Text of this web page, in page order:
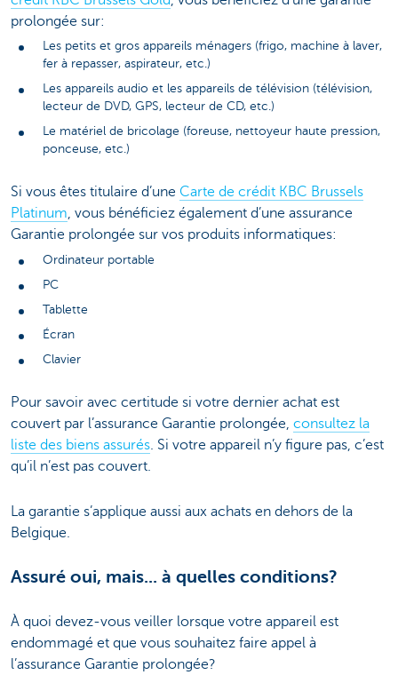
prolongée sur:
Les petits et gros appareils ménagers (frigo, machine à laver,
fer à repasser, aspirateur, etc.)
Les appareils audio et les appareils de télévision (télévision,
lecteur de DVD, GPS, lecteur de CD, etc.)
Le matériel de bricolage (foreuse, nettoyeur haute pression,
ponceuse, etc.)
Si vous êtes titulaire d’une Carte de crédit KBC Brussels
Platinum, vous bénéficiez également d’une assurance
Garantie prolongée sur vos produits informatiques:
Ordinateur portable
PC
Tablette
Écran
Clavier
Pour savoir avec certitude si votre dernier achat est
couvert par l’assurance Garantie prolongée, consultez la
liste des biens assurés. Si votre appareil n’y figure pas, c’est
qu’il n’est pas couvert.
La garantie s’applique aussi aux achats en dehors de la
Belgique.
Assuré oui, mais... à quelles conditions?
À quoi devez-vous veiller lorsque votre appareil est
endommagé et que vous souhaitez faire appel à
l’assurance Garantie prolongée?